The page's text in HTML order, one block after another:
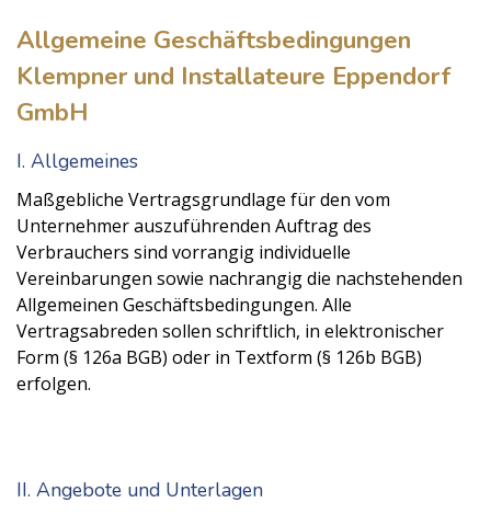
Allgemeine Geschäftsbedingungen
Klempner und Installateure Eppendorf
GmbH
I. Allgemeines
Maßgebliche Vertragsgrundlage für den vom
Unternehmer auszuführenden Auftrag des
Verbrauchers sind vorrangig individuelle
Vereinbarungen sowie nachrangig die nachstehenden
Allgemeinen Geschäftsbedingungen. Alle
Vertragsabreden sollen schriftlich, in elektronischer
Form (§ 126a BGB) oder in Textform (§ 126b BGB)
erfolgen.
II. Angebote und Unterlagen